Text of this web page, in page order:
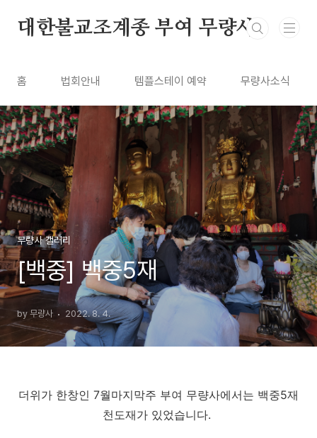
대한불교조계종 부여 무량사
홈 법회안내 템플스테이 예약 무량사소식
무량사 갤러리
[백중] 백중5재
by 무량사 2022. 8. 4.
더위가 한창인 7월마지막주 부여 무량사에서는 백중5재
천도재가 있었습니다.